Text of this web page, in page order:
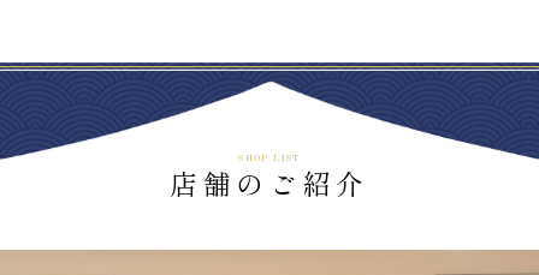
SHOP LIST
店舗のご紹介